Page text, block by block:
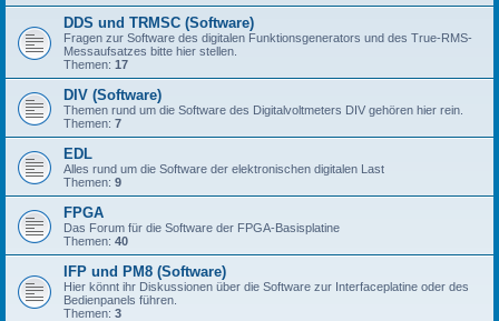
DDS und TRMSC (Software)
Fragen zur Software des digitalen Funktionsgenerators und des True-RMS-
Messaufsatzes bitte hier stellen.
Themen: 17
DIV (Software)
Themen rund um die Software des Digitalvoltmeters DIV gehören hier rein.
Themen: 7
EDL
Alles rund um die Software der elektronischen digitalen Last
Themen: 9
FPGA
Das Forum für die Software der FPGA-Basisplatine
Themen: 40
IFP und PM8 (Software)
Hier könnt ihr Diskussionen über die Software zur Interfaceplatine oder des
Bedienpanels führen.
Themen: 3